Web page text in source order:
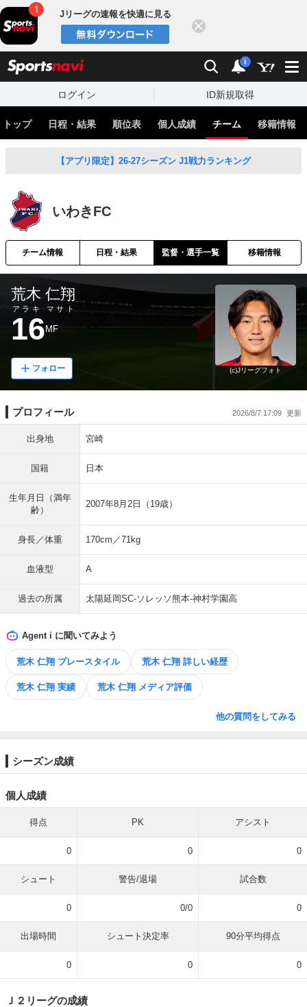
Jリーグの速報を快適に見る
検索 通知
i
ログイン ID新規取得
トップ 日程・結果 順位表 個人成績 チーム 移籍情報
【アプリ限定】26-27シーズン J1戦力ランキング
いわきFC
チーム情報 日程・結果 監督・選手一覧 移籍情報
荒木 仁翔
アラキ マサト
16 MF
フォロー (c)Jリーグフォト
プロフィール 2026/8/7 17:09
出身地 宮崎
国籍 日本
生年月日（満年
齢）
2007年8月2日（19歳）
身長／体重 170cm／71kg
血液型 A
過去の所属 太陽延岡SC-ソレッソ熊本-神村学園高
Agent i に聞いてみよう
荒木 仁翔 プレースタイル 荒木 仁翔 詳しい経歴
荒木 仁翔 実績 荒木 仁翔 メディア評価
他の質問をしてみる
シーズン成績
個人成績
得点 PK アシスト
0 0 0
シュート 警告/退場 試合数
0 0/0 0
出場時間 シュート決定率 90分平均得点
0 0 0
Ｊ２リーグの成績